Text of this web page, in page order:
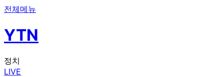
전체메뉴
YTN
정치
LIVE